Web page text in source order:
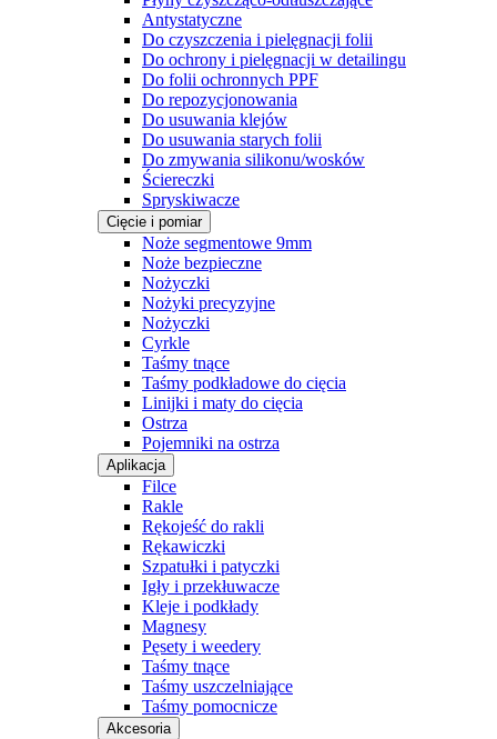
Antystatyczne
Do czyszczenia i pielęgnacji folii
Do ochrony i pielęgnacji w detailingu
Do folii ochronnych PPF
Do repozycjonowania
Do usuwania klejów
Do usuwania starych folii
Do zmywania silikonu/wosków
Ściereczki
Spryskiwacze
Cięcie i pomiar
Noże segmentowe 9mm
Noże bezpieczne
Nożyczki
Nożyki precyzyjne
Nożyczki
Cyrkle
Taśmy tnące
Taśmy podkładowe do cięcia
Linijki i maty do cięcia
Ostrza
Pojemniki na ostrza
Aplikacja
Filce
Rakle
Rękojeść do rakli
Rękawiczki
Szpatułki i patyczki
Igły i przekłuwacze
Kleje i podkłady
Magnesy
Pęsety i weedery
Taśmy tnące
Taśmy uszczelniające
Taśmy pomocnicze
Akcesoria